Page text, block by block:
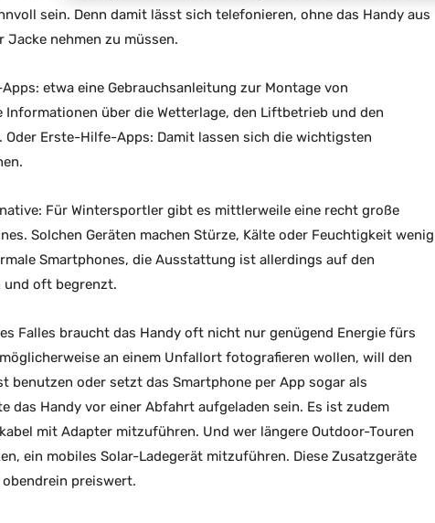
sein. Denn damit lässt sich telefonieren, ohne das Handy aus
Jacke nehmen zu müssen.
etwa eine Gebrauchsanleitung zur Montage von
über die Wetterlage, den Liftbetrieb und den
Oder Erste-Hilfe-Apps: Damit lassen sich die wichtigsten
Für Wintersportler gibt es mittlerweile eine recht große
Solchen Geräten machen Stürze, Kälte oder Feuchtigkeit wenig
Smartphones, die Ausstattung ist allerdings auf den
und oft begrenzt.
Falles braucht das Handy oft nicht nur genügend Energie fürs
an einem Unfallort fotografieren wollen, will den
benutzen oder setzt das Smartphone per App sogar als
das Handy vor einer Abfahrt aufgeladen sein. Es ist zudem
mit Adapter mitzuführen. Und wer längere Outdoor-Touren
ein mobiles Solar-Ladegerät mitzuführen. Diese Zusatzgeräte
preiswert.